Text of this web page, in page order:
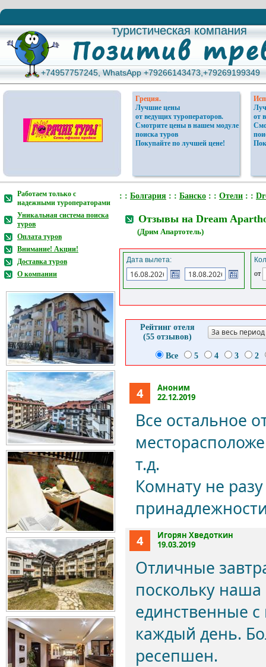
туристическая компания
туристическая компания
+74957757245, WhatsApp +79266143473,+79269199349
+74957757245, WhatsApp +79266143473,+79269199349
Греция.
Лучшие цены
от ведущих туроператоров.
Смотрите цены в нашем модуле
поиска туров
Покупайте по лучшей цене!
от
Работаем только с
надежными туроператорами
Уникальная система поиска
туров
Оплата туров
Внимание! Акции!
Доставка туров
О компании
: : Болгария : : Банско : : Отели : :
Отзывы на Dream
(Дрим Апартотель)
Дата вылета:
от
Рейтинг отеля
(55 отзывов)
За весь период
Все 5 4 3 2
4
Аноним
22.12.2019
Все остальное
т.д.
Комнату не
4
Игорян Хведоткин
19.03.2019
Отличные
поскольку
единственные
каждый день.
ресепшен.